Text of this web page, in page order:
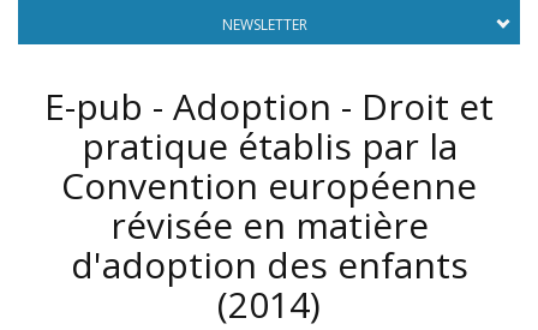
NEWSLETTER
E-pub - Adoption - Droit et
pratique établis par la
Convention européenne
révisée en matière
d'adoption des enfants
(2014)